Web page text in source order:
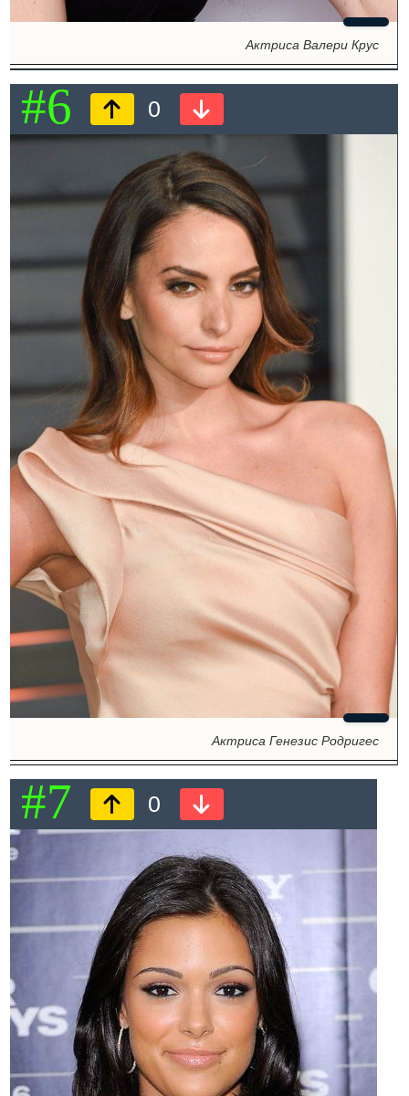
Актриса Валери Крус
#6 0
Актриса Генезис Родригес
#7 0